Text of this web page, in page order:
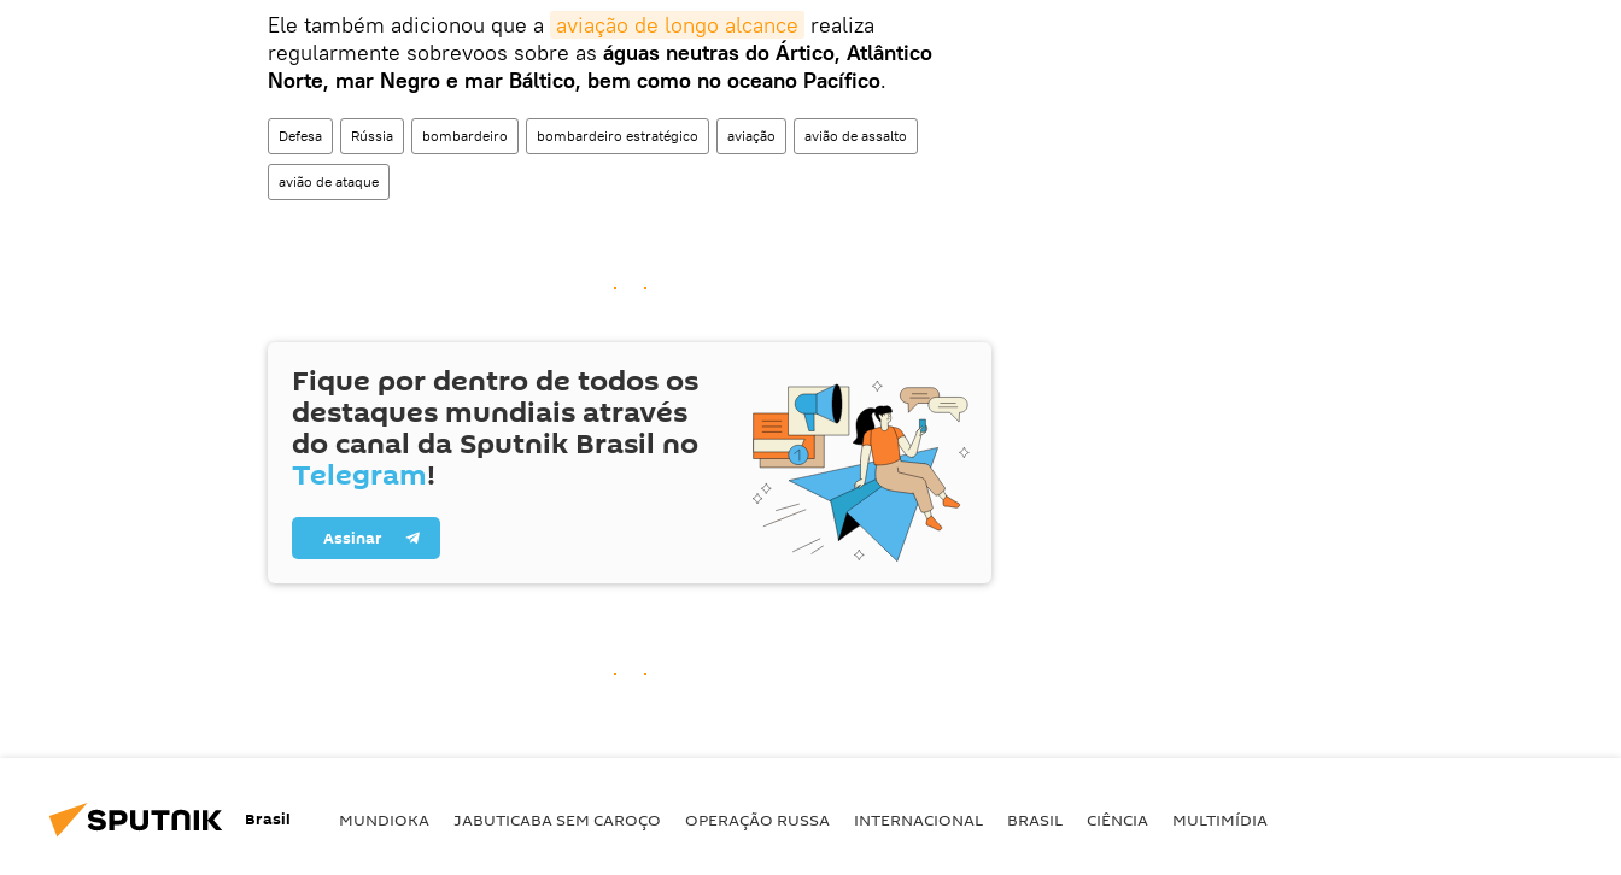
Ele também adicionou que a aviação de longo alcance realiza
regularmente sobrevoos sobre as águas neutras do Ártico, Atlântico
Norte, mar Negro e mar Báltico, bem como no oceano Pacífico.
Defesa Rússia bombardeiro bombardeiro estratégico aviação avião de assalto
avião de ataque
Fique por dentro de todos os
destaques mundiais através
do canal da Sputnik Brasil no
Telegram!
Assinar
Brasil MUNDIOKA JABUTICABA SEM CAROÇO OPERAÇÃO RUSSA INTERNACIONAL BRASIL CIÊNCIA MULTIMÍDIA